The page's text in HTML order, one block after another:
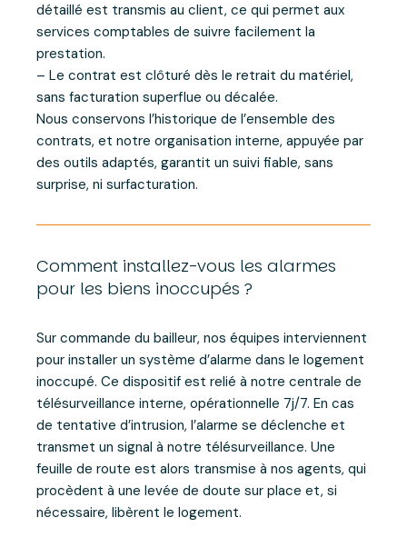
détaillé est transmis au client, ce qui permet aux
services comptables de suivre facilement la
prestation.
– Le contrat est clôturé dès le retrait du matériel,
sans facturation superflue ou décalée.
Nous conservons l’historique de l’ensemble des
contrats, et notre organisation interne, appuyée par
des outils adaptés, garantit un suivi fiable, sans
surprise, ni surfacturation.
Comment installez-vous les alarmes
pour les biens inoccupés ?
Sur commande du bailleur, nos équipes interviennent
pour installer un système d’alarme dans le logement
inoccupé. Ce dispositif est relié à notre centrale de
télésurveillance interne, opérationnelle 7j/7. En cas
de tentative d’intrusion, l’alarme se déclenche et
transmet un signal à notre télésurveillance. Une
feuille de route est alors transmise à nos agents, qui
procèdent à une levée de doute sur place et, si
nécessaire, libèrent le logement.